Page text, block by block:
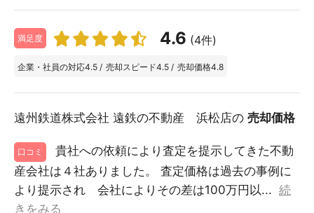
満足度 4.6 (4件)
企業・社員の対応4.5 / 売却スピード4.5 / 売却価格4.8
遠州鉄道株式会社 遠鉄の不動産 浜松店の 売却価格
口コミ
貴社への依頼により査定を提示してきた不動
産会社は４社ありました。 査定価格は過去の事例に
より提示され 会社によりその差は100万円以... 続
きをみる